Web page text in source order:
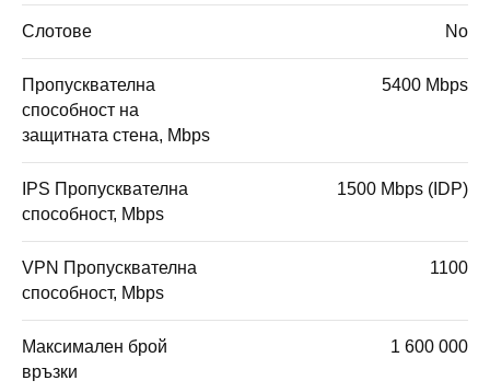
Слотове No
Пропусквателна
способност на
защитната стена, Mbps
5400 Mbps
IPS Пропусквателна
способност, Mbps
1500 Mbps (IDP)
VPN Пропусквателна
способност, Mbps
1100
Максимален брой
връзки
1 600 000